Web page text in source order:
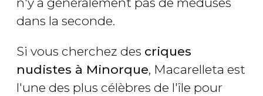
dans la seconde.
Si vous cherchez des criques
nudistes à Minorque, Macarelleta est
l'une des plus célèbres de l'île pour